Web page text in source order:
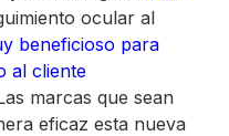
ocular al
beneficioso para
al cliente
marcas que sean
eficaz esta nueva